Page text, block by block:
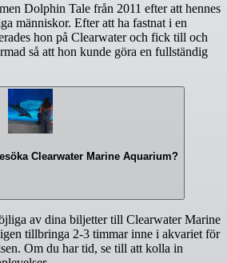
Dolphin Tale från 2011 efter att hennes
människor. Efter att ha fastnat i en
hon på Clearwater och fick till och
så att hon kunde göra en fullständig
Clearwater Marine Aquarium?
av dina biljetter till Clearwater Marine
tillbringa 2-3 timmar inne i akvariet för
Om du har tid, se till att kolla in